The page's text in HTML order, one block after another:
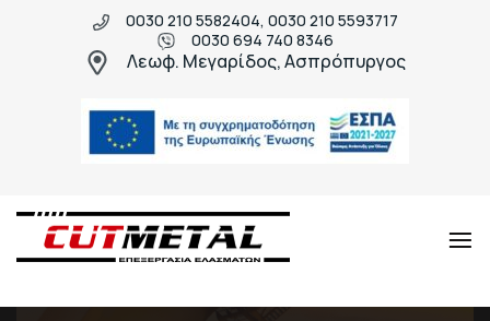
0030 210 5582404, 0030 210 5593717
0030 694 740 8346
Λεωφ. Μεγαρίδος, Ασπρόπυργος
Metal
κατασκευές